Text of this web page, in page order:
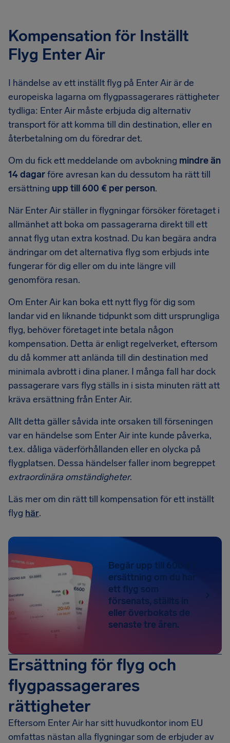
Kompensation för Inställt
Flyg Enter Air
I händelse av ett inställt flyg på Enter Air är de
europeiska lagarna om flygpassagerares rättigheter
tydliga: Enter Air måste erbjuda dig alternativ
transport för att komma till din destination, eller en
återbetalning om du föredrar det.
Om du fick ett meddelande om avbokning mindre än
14 dagarföre avresan kan du dessutom ha rätt till
ersättning upp till 600 € per person.
När Enter Air ställer in flygningar försöker företaget i
allmänhet att boka om passagerarna direkt till ett
annat flyg utan extra kostnad. Du kan begära andra
ändringar om det alternativa flyg som erbjuds inte
fungerar för dig eller om du inte längre vill
genomföra resan.
Om Enter Air kan boka ett nytt flyg för dig som
landar vid en liknande tidpunkt som ditt ursprungliga
flyg, behöver företaget inte betala någon
kompensation. Detta är enligt regelverket, eftersom
du då kommer att anlända till din destination med
minimala avbrott i dina planer. I många fall har dock
passagerare vars flyg ställs in i sista minuten rätt att
kräva ersättning från Enter Air.
Allt detta gäller såvida inte orsaken till förseningen
var en händelse som Enter Air inte kunde påverka,
t.ex. dåliga väderförhållanden eller en olycka på
flygplatsen. Dessa händelser faller inom begreppet
extraordinära omständigheter.
Läs mer om din rätt till kompensation för ett inställt
flyg här.
Begär upp till 600 € i
ersättning om du har
ett flyg som
försenats, ställts in
eller överbokats de
senaste tre åren.
Ersättning för flyg och
flygpassagerares
rättigheter
Eftersom Enter Air har sitt huvudkontor inom EU
omfattas nästan alla flygningar som de erbjuder av